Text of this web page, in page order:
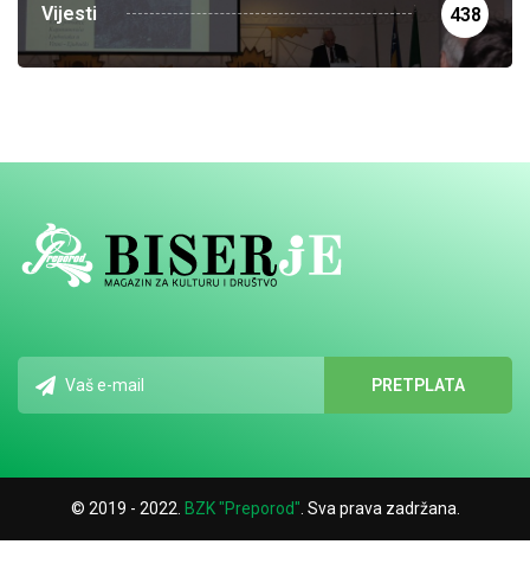
Vijesti 438
© 2019 - 2022. BZK "Preporod" . Sva prava zadržana.